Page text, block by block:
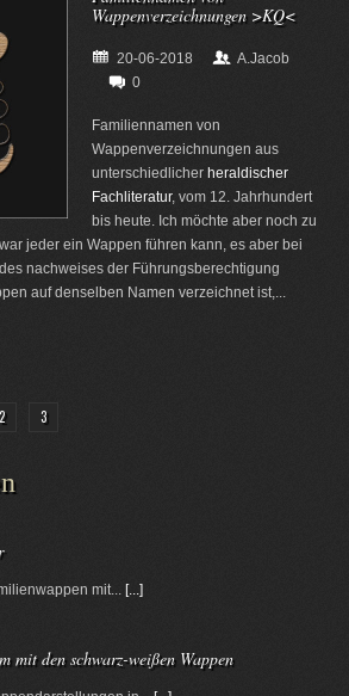
Wappenverzeichnungen >KQ<
20-06-2018
A.Jacob
0
Familiennamen von
Wappenverzeichnungen aus
unterschiedlicher heraldischer
Fachliteratur, vom 12. Jahrhundert
bis heute. Ich möchte aber noch zu
jeder ein Wappen führen kann, es aber bei
nachweises der Führungsberechtigung
auf denselben Namen verzeichnet ist,...
2 3
mit... [...]
mit den schwarz-weißen Wappen